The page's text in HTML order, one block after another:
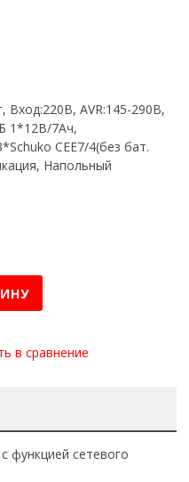
AVR:145-290В,
1*12В/7Ач,
CEE7/4(без бат.
Напольный
в сравнение
функцией сетевого